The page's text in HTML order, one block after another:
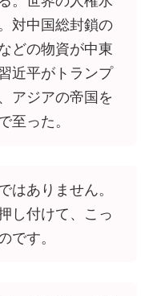
対中国総封鎖の
どの物資が中東
近平がトランプ
アジアの帝国を
至った。
はありません。
し付けて、こっ
です。